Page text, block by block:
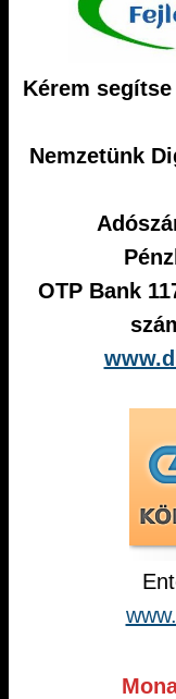
Kérem
Nemzetünk
OTP Bank